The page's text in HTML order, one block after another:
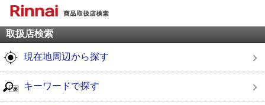
取扱店検索
現在地周辺から探す
キーワードで探す